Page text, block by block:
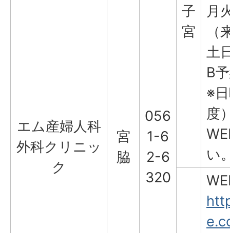
エム産婦人科
外科クリニッ
ク
宮
脇
056
1-6
2-6
320
子
宮
月
土
B
※
度
い